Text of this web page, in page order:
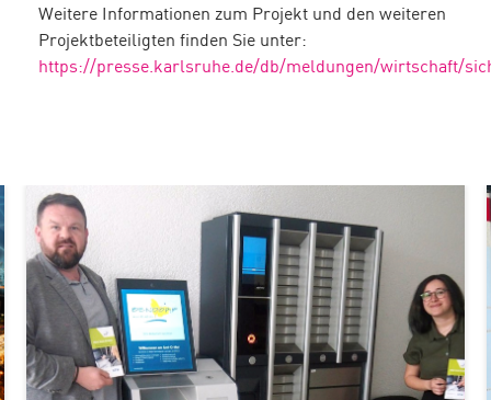
Weitere Informationen zum Projekt und den weiteren
Projektbeteiligten finden Sie unter:
https://presse.karlsruhe.de/db/meldungen/wirtschaft/